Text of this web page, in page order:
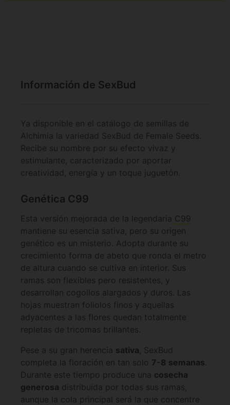
Información de SexBud
Ya disponible en el catálogo de semillas de
Alchimia la variedad SexBud de Female Seeds.
Recibe su nombre por su efecto vivaz y
estimulante, caracterizado por aportar
creatividad, energía y un toque juguetón.
Genética C99
Esta versión mejorada de la legendaria C99
mantiene su esencia sativa, pero su origen
genético es un misterio. Adopta durante su
crecimiento forma de abeto que ronda el metro
de altura cuando se cultiva en interior. Sus
ramas son flexibles pero resistentes, y
desarrollan cogollos alargados y duros. Las
hojas muestran foliolos finos y aquellas
adyacentes a las flores quedan totalmente
repletas de tricomas brillantes.
Pese a su gran herencia sativa , SexBud
completa la floración en tan solo 7-8 semanas
Durante este tiempo produce una cosecha
generosa distribuida por todas sus ramas,
aunque la cola principal será la que concentre